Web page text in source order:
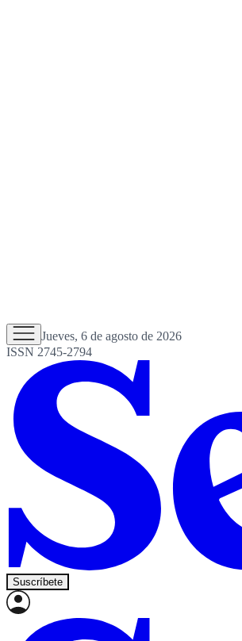
Jueves, 6 de agosto de 2026
ISSN 2745-2794
Suscríbete